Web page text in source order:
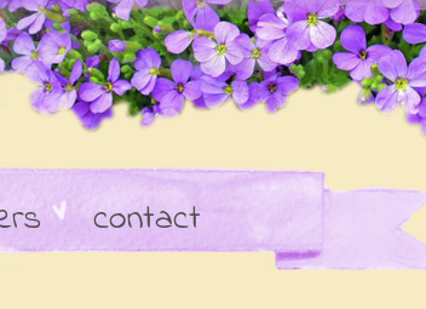
contact